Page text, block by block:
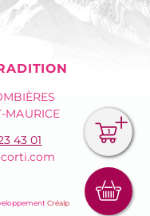
(0
1
MAURICE
43 01
Conception
Créalp